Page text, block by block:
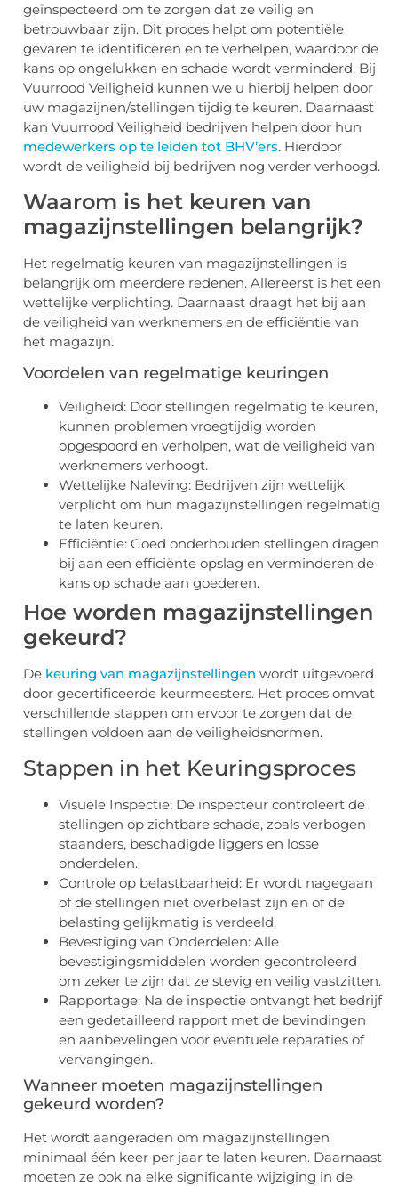
geïnspecteerd om te zorgen dat ze veilig en
betrouwbaar zijn. Dit proces helpt om potentiële
gevaren te identificeren en te verhelpen, waardoor de
kans op ongelukken en schade wordt verminderd. Bij
Vuurrood Veiligheid kunnen we u hierbij helpen door
uw magazijnen/stellingen tijdig te keuren. Daarnaast
kan Vuurrood Veiligheid bedrijven helpen door hun
medewerkers op te leiden tot BHV’ers. Hierdoor
wordt de veiligheid bij bedrijven nog verder verhoogd.
Waarom is het keuren van
magazijnstellingen belangrijk?
Het regelmatig keuren van magazijnstellingen is
belangrijk om meerdere redenen. Allereerst is het een
wettelijke verplichting. Daarnaast draagt het bij aan
de veiligheid van werknemers en de efficiëntie van
het magazijn.
Voordelen van regelmatige keuringen
Veiligheid: Door stellingen regelmatig te keuren,
kunnen problemen vroegtijdig worden
opgespoord en verholpen, wat de veiligheid van
werknemers verhoogt.
Wettelijke Naleving: Bedrijven zijn wettelijk
verplicht om hun magazijnstellingen regelmatig
te laten keuren.
Efficiëntie: Goed onderhouden stellingen dragen
bij aan een efficiënte opslag en verminderen de
kans op schade aan goederen.
Hoe worden magazijnstellingen
gekeurd?
De keuring van magazijnstellingen wordt uitgevoerd
door gecertificeerde keurmeesters. Het proces omvat
verschillende stappen om ervoor te zorgen dat de
stellingen voldoen aan de veiligheidsnormen.
Stappen in het Keuringsproces
Visuele Inspectie: De inspecteur controleert de
stellingen op zichtbare schade, zoals verbogen
staanders, beschadigde liggers en losse
onderdelen.
Controle op belastbaarheid: Er wordt nagegaan
of de stellingen niet overbelast zijn en of de
belasting gelijkmatig is verdeeld.
Bevestiging van Onderdelen: Alle
bevestigingsmiddelen worden gecontroleerd
om zeker te zijn dat ze stevig en veilig vastzitten.
Rapportage: Na de inspectie ontvangt het bedrijf
een gedetailleerd rapport met de bevindingen
en aanbevelingen voor eventuele reparaties of
vervangingen.
Wanneer moeten magazijnstellingen
gekeurd worden?
Het wordt aangeraden om magazijnstellingen
minimaal één keer per jaar te laten keuren. Daarnaast
moeten ze ook na elke significante wijziging in de